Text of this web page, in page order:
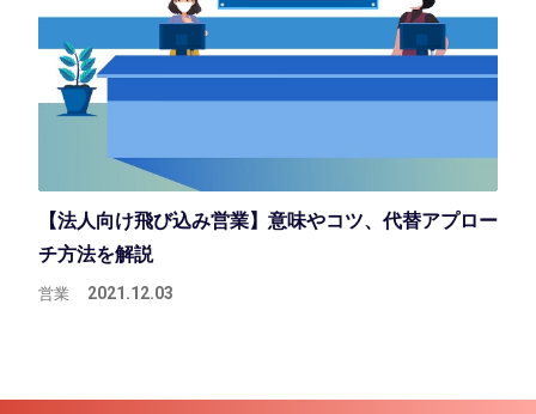
【法人向け飛び込み営業】意味やコツ、代替アプロー
チ方法を解説
営業 2021.12.03